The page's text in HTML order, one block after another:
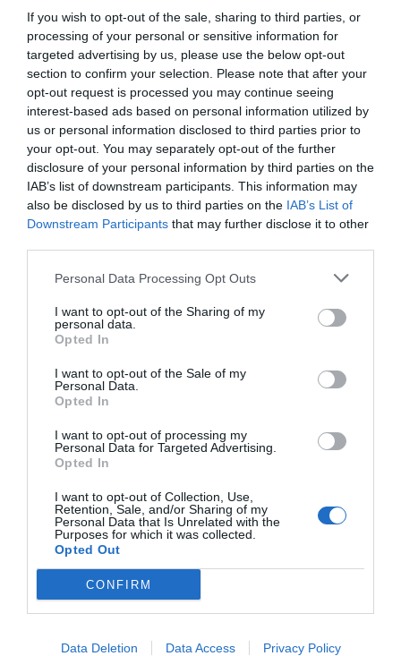
If you wish to opt-out of the sale, sharing to third parties, or
processing of your personal or sensitive information for
targeted advertising by us, please use the below opt-out
section to confirm your selection. Please note that after your
opt-out request is processed you may continue seeing
interest-based ads based on personal information utilized by
us or personal information disclosed to third parties prior to
your opt-out. You may separately opt-out of the further
disclosure of your personal information by third parties on the
IAB’s list of downstream participants. This information may
also be disclosed by us to third parties on the IAB’s List of
Downstream Participants that may further disclose it to other
Personal Data Processing Opt Outs
I want to opt-out of the Sharing of my
personal data.
Opted In
I want to opt-out of the Sale of my
Personal Data.
Opted In
I want to opt-out of processing my
Personal Data for Targeted Advertising.
Opted In
I want to opt-out of Collection, Use,
Retention, Sale, and/or Sharing of my
Personal Data that Is Unrelated with the
Purposes for which it was collected.
Opted Out
CONFIRM
Data Deletion Data Access Privacy Policy